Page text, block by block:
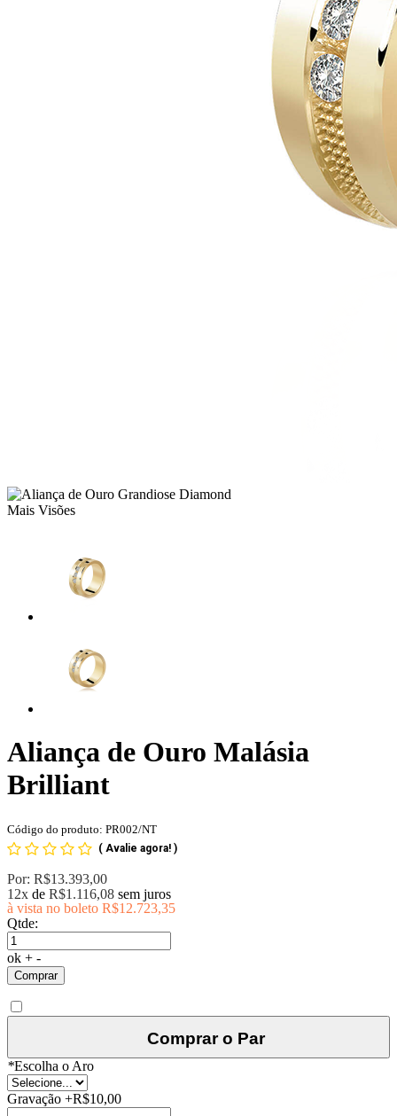
Mais Visões
Aliança de Ouro Malásia
Brilliant
Código do produto: PR002/NT
( Avalie agora! )
Por: R$13.393,00
12x de R$1.116,08 sem juros
à vista no boleto R$12.723,35
Qtde:
ok + -
Comprar
Comprar o Par
*Escolha o Aro
Gravação +R$10,00